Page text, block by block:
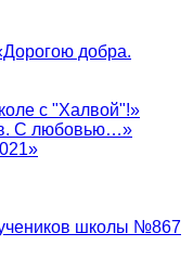
добра.
с "Халвой"!»
С любовью…»
школы №867